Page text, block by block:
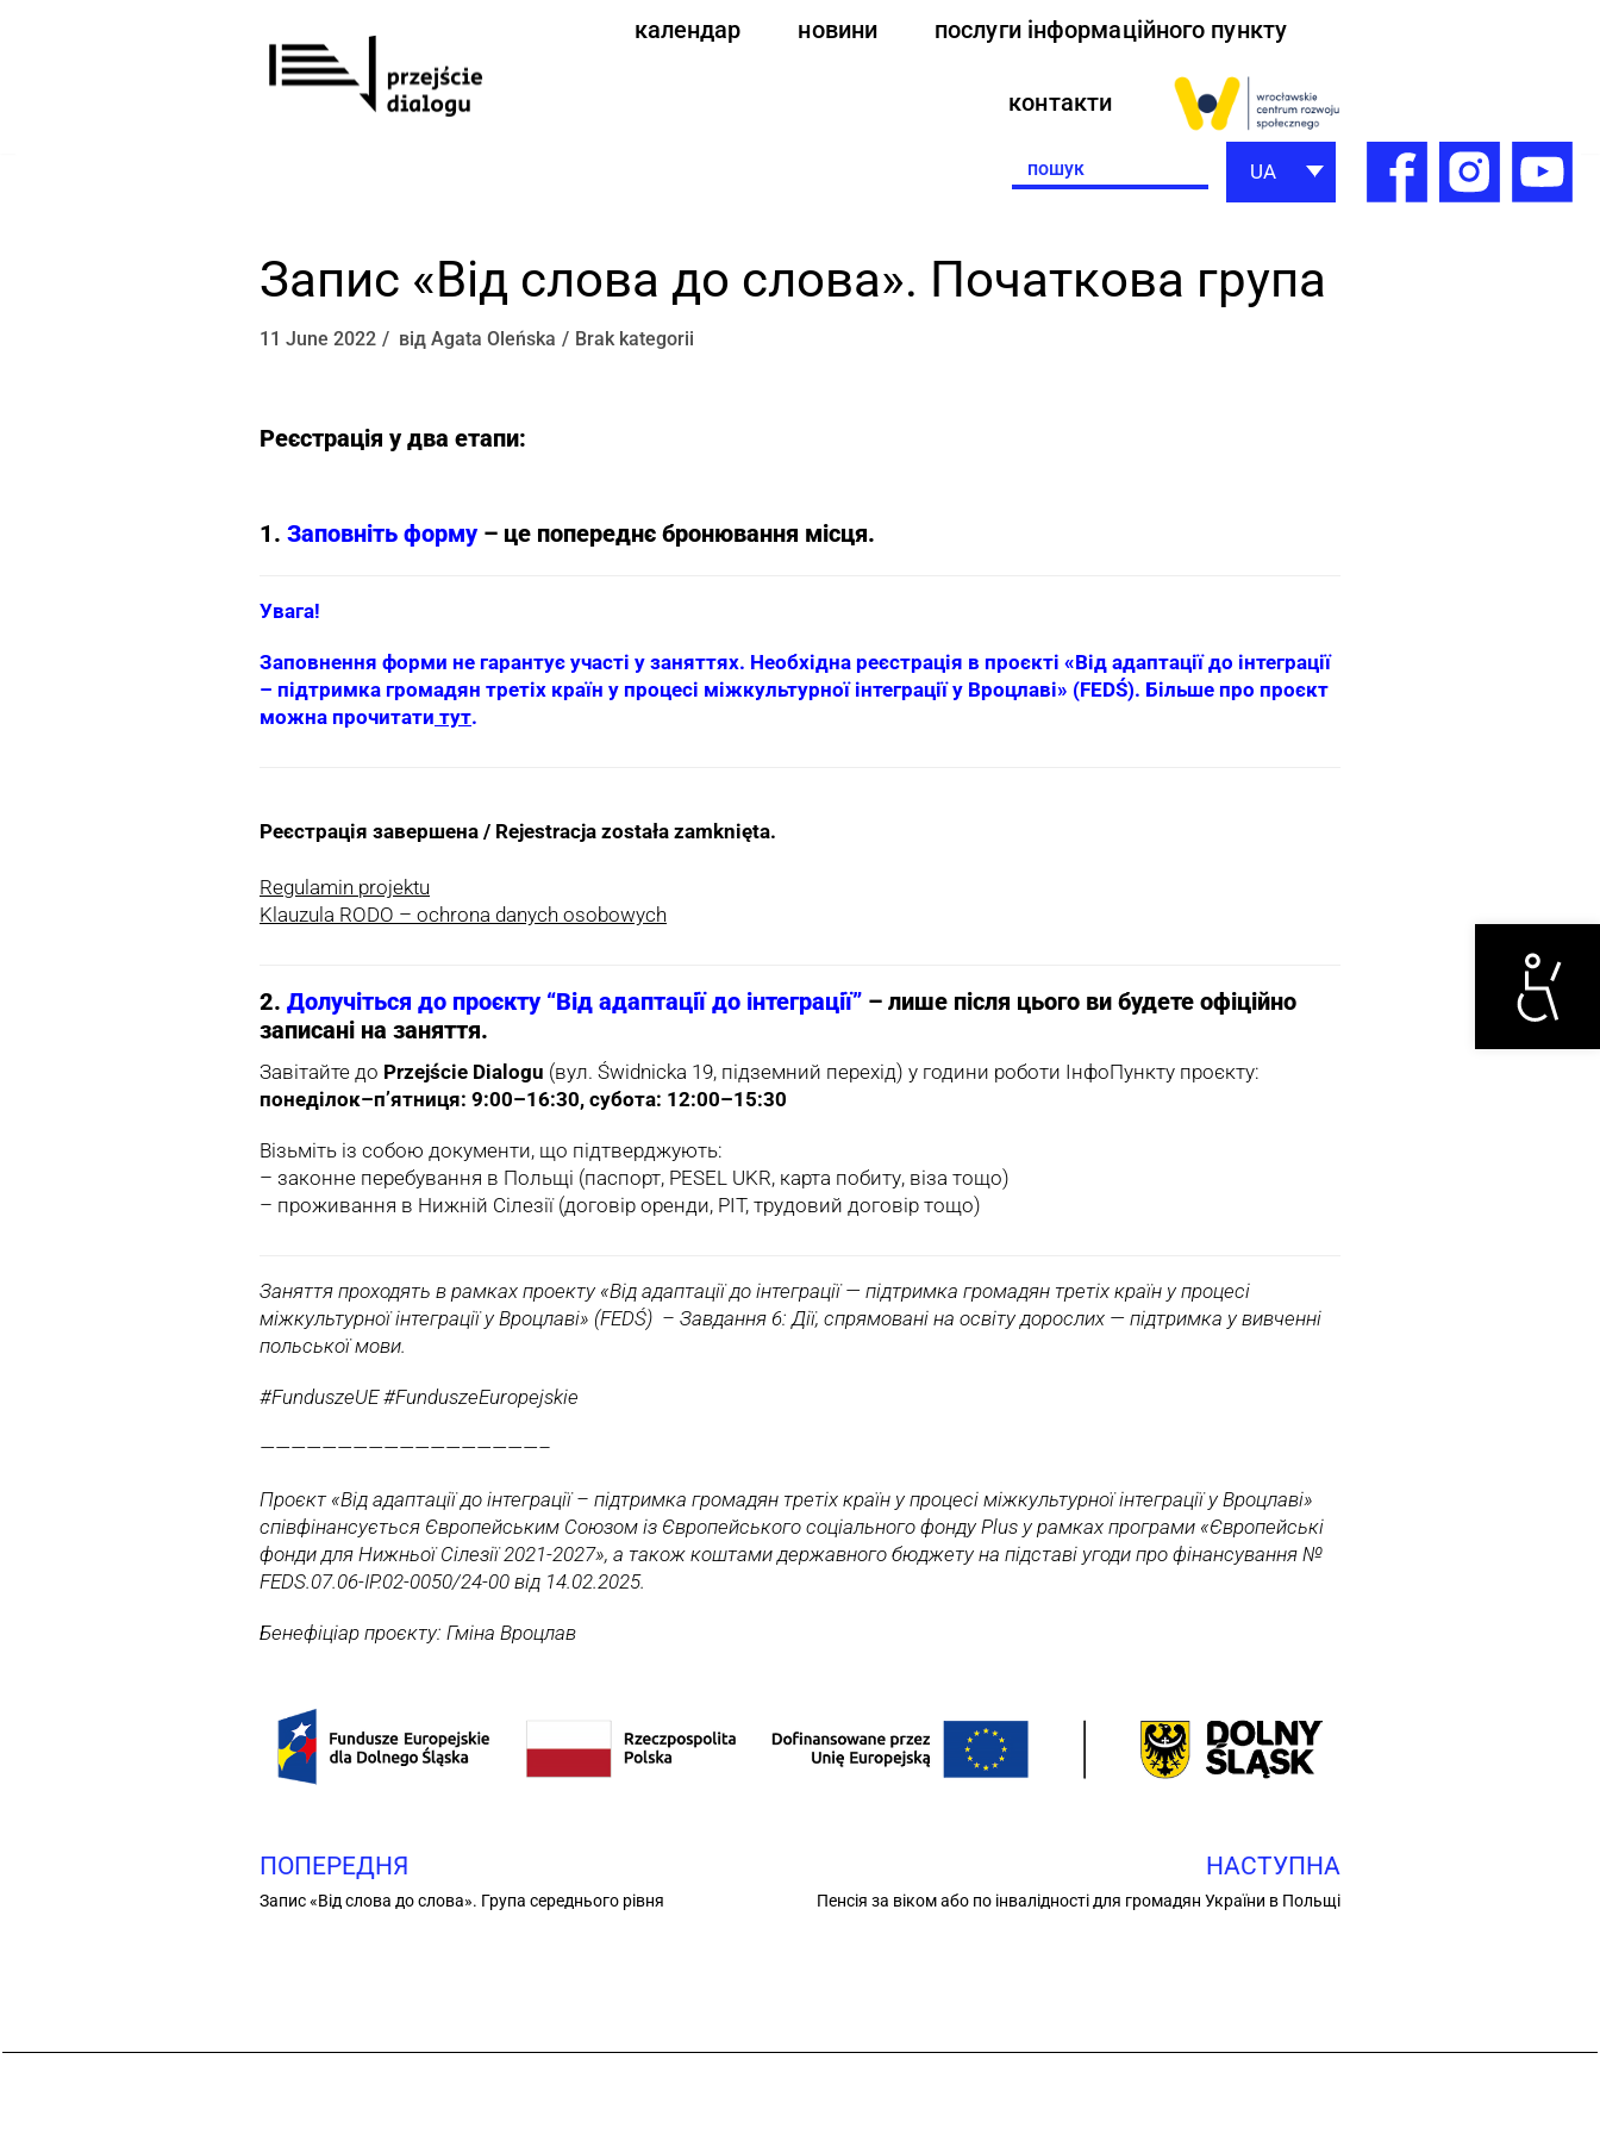
Otwórz
календар новини послуги інформаційного пункту
контакти
Search
for:
UA
Запис «Від слова до слова». Початкова група
11 June 2022 від Agata Oleńska Brak kategorii
Реєстрація у два етапи:
1. Заповніть форму – це попереднє бронювання місця.
Увага!
Заповнення форми не гарантує участі у заняттях. Необхідна реєстрація в проєкті «Від адаптації до інтеграції
– підтримка громадян третіх країн у процесі міжкультурної інтеграції у Вроцлаві» (FEDŚ). Більше про проєкт
можна прочитати тут.
Реєстрація завершена / Rejestracja została zamknięta.
Regulamin projektu
Klauzula RODO – ochrona danych osobowych
2. Долучіться до проєкту “Від адаптації до інтеграції” – лише після цього ви будете офіційно
записані на заняття.
Завітайте до Przejście Dialogu (вул. Świdnicka 19, підземний перехід) у години роботи ІнфоПункту проєкту:
понеділок–п’ятниця: 9:00–16:30, субота: 12:00–15:30
Візьміть із собою документи, що підтверджують:
– законне перебування в Польщі (паспорт, PESEL UKR, карта побиту, віза тощо)
– проживання в Нижній Сілезії (договір оренди, PIT, трудовий договір тощо)
Заняття проходять в рамках проекту «Від адаптації до інтеграції — підтримка громадян третіх країн у процесі
міжкультурної інтеграції у Вроцлаві» (FEDŚ) – Завдання 6: Дії, спрямовані на освіту дорослих — підтримка у вивченні
польської мови.
#FunduszeUE #FunduszeEuropejskie
——————————————————–
Проєкт «Від адаптації до інтеграції – підтримка громадян третіх країн у процесі міжкультурної інтеграції у Вроцлаві»
співфінансується Європейським Союзом із Європейського соціального фонду Plus у рамках програми «Європейські
фонди для Нижньої Сілезії 2021-2027», а також коштами державного бюджету на підставі угоди про фінансування №
FEDS.07.06-IP.02-0050/24-00 від 14.02.2025.
Бенефіціар проєкту: Гміна Вроцлав
ПОПЕРЕДНЯ
Запис «Від слова до слова». Група середнього рівня
НАСТУПНА
Пенсія за віком або по інвалідності для громадян України в Польщі